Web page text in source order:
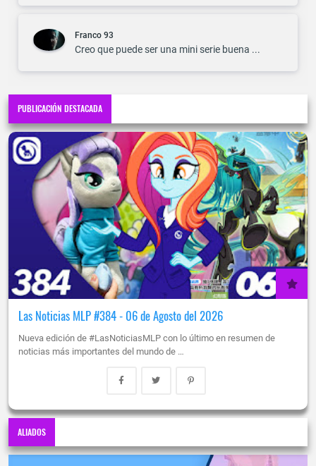
Franco 93
Creo que puede ser una mini serie buena ...
PUBLICACIÓN DESTACADA
Las Noticias MLP #384 - 06 de Agosto del 2026
Nueva edición de #LasNoticiasMLP con lo último en resumen de
noticias más importantes del mundo de …
ALIADOS